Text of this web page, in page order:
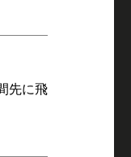
先に飛